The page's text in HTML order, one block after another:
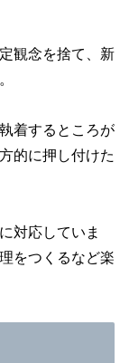
観念を捨て、新
着するところが
的に押し付けた
対応していま
をつくるなど楽